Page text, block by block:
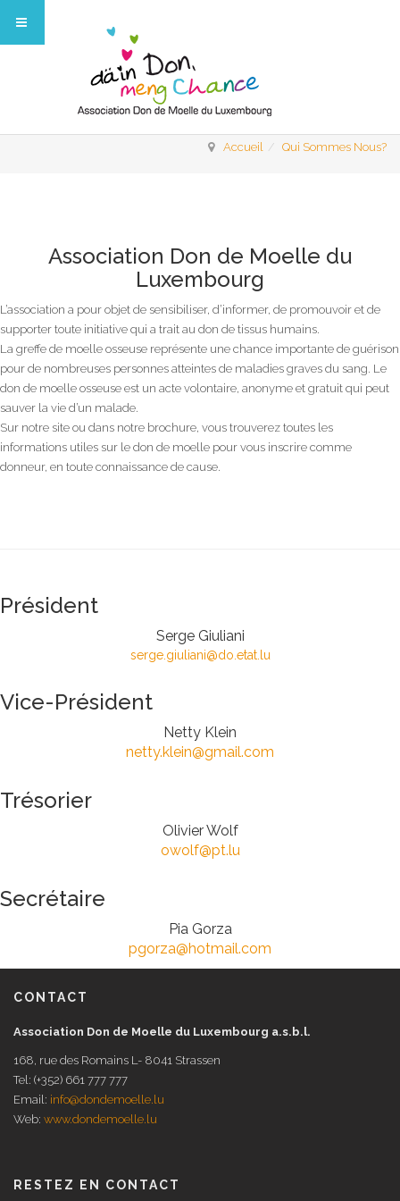
Accueil Qui Sommes Nous?
Association Don de Moelle du
Luxembourg
L’association a pour objet de sensibiliser, d’informer, de promouvoir et de
supporter toute initiative qui a trait au don de tissus humains.
La greffe de moelle osseuse représente une chance importante de guérison
pour de nombreuses personnes atteintes de maladies graves du sang. Le
don de moelle osseuse est un acte volontaire, anonyme et gratuit qui peut
sauver la vie d’un malade.
Sur notre site ou dans notre brochure, vous trouverez toutes les
informations utiles sur le don de moelle pour vous inscrire comme
donneur, en toute connaissance de cause.
Président
Serge Giuliani
serge.giuliani@do.etat.lu
Vice-Président
Netty Klein
netty.klein@gmail.com
Trésorier
Olivier Wolf
owolf@pt.lu
Secrétaire
Pia Gorza
pgorza@hotmail.com
CONTACT
Association Don de Moelle du Luxembourg a.s.b.l.
168, rue des Romains L- 8041 Strassen
Tel: (+352) 661 777 777
Email: info@dondemoelle.lu
Web: www.dondemoelle.lu
RESTEZ EN CONTACT